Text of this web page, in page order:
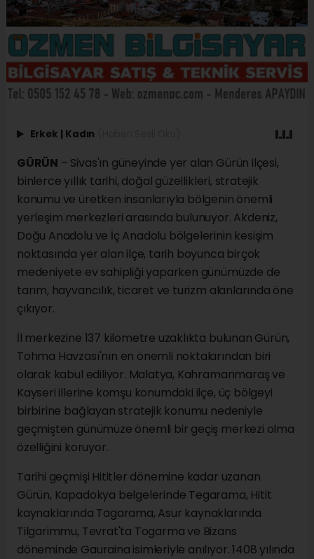
Erkek | Kadın
GÜRÜN – Sivas'ın güneyinde yer alan Gürün ilçesi,
binlerce yıllık tarihi, doğal güzellikleri, stratejik
konumu ve üretken insanlarıyla bölgenin önemli
yerleşim merkezleri arasında bulunuyor. Akdeniz,
Doğu Anadolu ve İç Anadolu bölgelerinin kesişim
noktasında yer alan ilçe, tarih boyunca birçok
medeniyete ev sahipliği yaparken günümüzde de
tarım, hayvancılık, ticaret ve turizm alanlarında öne
çıkıyor.
İl merkezine 137 kilometre uzaklıkta bulunan Gürün,
Tohma Havzası'nın en önemli noktalarından biri
olarak kabul ediliyor. Malatya, Kahramanmaraş ve
Kayseri illerine komşu konumdaki ilçe, üç bölgeyi
birbirine bağlayan stratejik konumu nedeniyle
geçmişten günümüze önemli bir geçiş merkezi olma
özelliğini koruyor.
Tarihi geçmişi Hititler dönemine kadar uzanan
Gürün, Kapadokya belgelerinde Tegarama, Hitit
kaynaklarında Tagarama, Asur kaynaklarında
Tilgarimmu, Tevrat'ta Togarma ve Bizans
döneminde Gauraina isimleriyle anılıyor. 1408 yılında